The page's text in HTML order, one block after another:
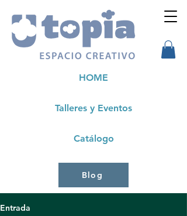
Talleres y Eventos
HOME
Catálogo
Blog
Entrada